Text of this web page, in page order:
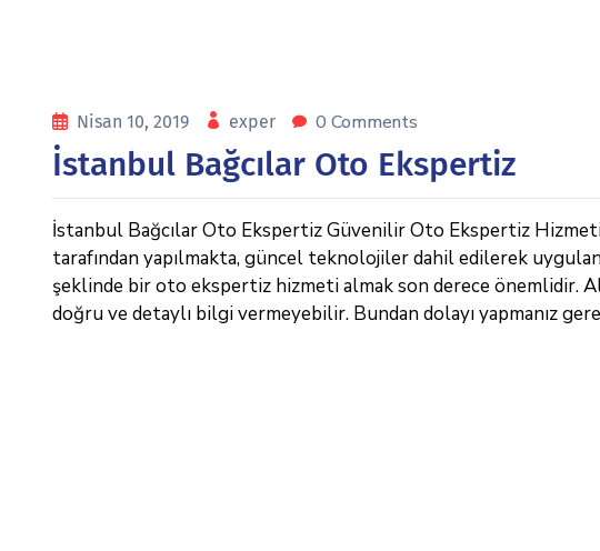
Nisan 10, 2019 exper 0 Comments
İstanbul Bağcılar Oto Ekspertiz
İstanbul Bağcılar Oto Ekspertiz Güvenilir Oto Ekspertiz
tarafından yapılmakta, güncel teknolojiler dahil edilerek
şeklinde bir oto ekspertiz hizmeti almak son derece önemlidir.
doğru ve detaylı bilgi vermeyebilir. Bundan dolayı yapmanız